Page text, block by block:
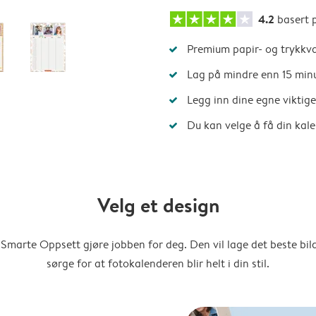
4.2 basert
Premium papir- og
Lag på mindre enn 15
Legg inn dine egne
Du kan velge å få din
Velg et design
Oppsett gjøre jobben for deg. Den vil lage det beste
sørge for at fotokalenderen blir helt i din stil.